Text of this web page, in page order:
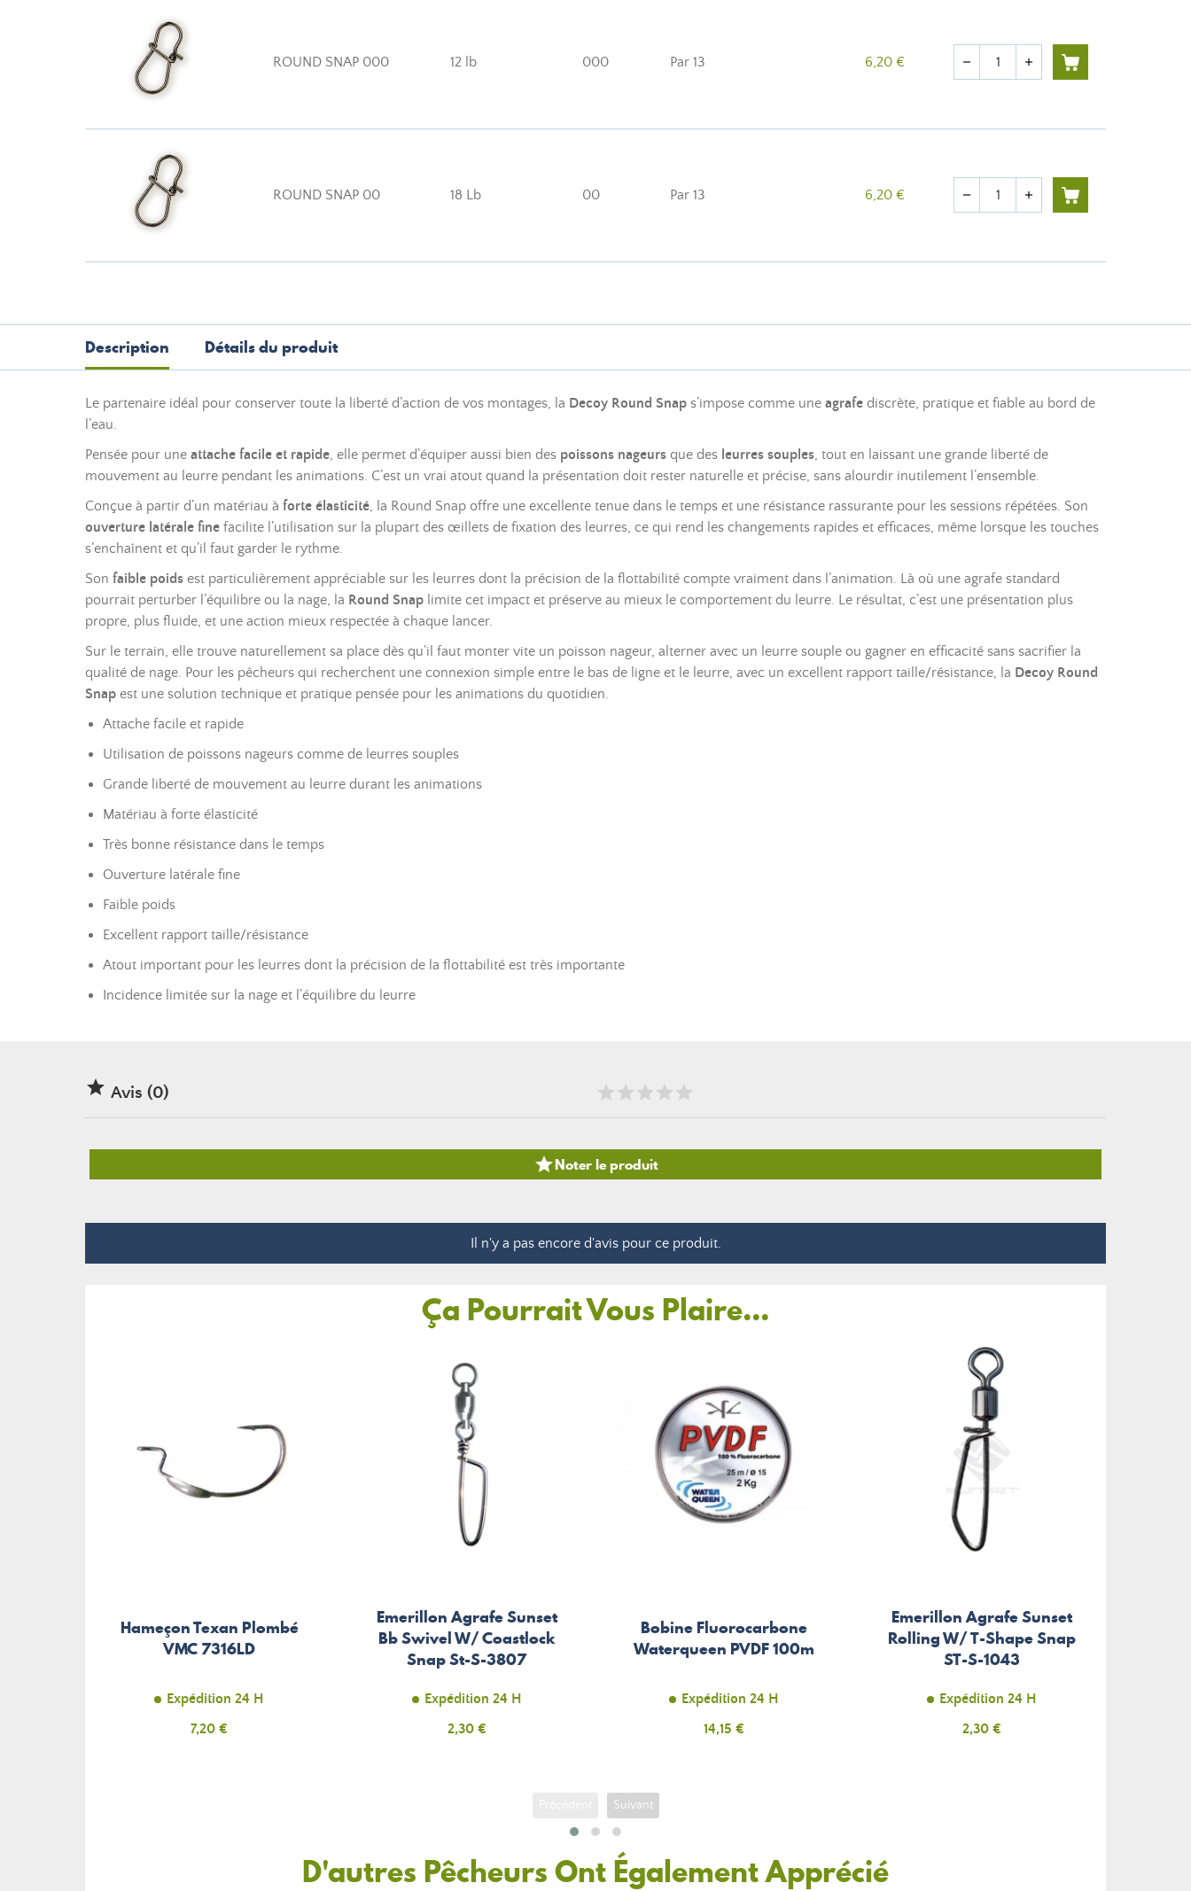
ROUND SNAP 000 12 lb 000 Par 13 6,20 € Quantité
remove add
ROUND SNAP 00 18 Lb 00 Par 13 6,20 € Quantité
remove add
Description Détails du produit
Le partenaire idéal pour conserver toute la liberté d’action de vos montages, la Decoy Round Snap s’impose comme une agrafe discrète, pratique et fiable au bord de
l’eau.
Pensée pour une attache facile et rapide, elle permet d’équiper aussi bien des poissons nageurs que des leurres souples, tout en laissant une grande liberté de
mouvement au leurre pendant les animations. C’est un vrai atout quand la présentation doit rester naturelle et précise, sans alourdir inutilement l’ensemble.
Conçue à partir d’un matériau à forte élasticité, la Round Snap offre une excellente tenue dans le temps et une résistance rassurante pour les sessions répétées. Son
ouverture latérale fine facilite l’utilisation sur la plupart des œillets de fixation des leurres, ce qui rend les changements rapides et efficaces, même lorsque les touches
s’enchaînent et qu’il faut garder le rythme.
Son faible poids est particulièrement appréciable sur les leurres dont la précision de la flottabilité compte vraiment dans l’animation. Là où une agrafe standard
pourrait perturber l’équilibre ou la nage, la Round Snap limite cet impact et préserve au mieux le comportement du leurre. Le résultat, c’est une présentation plus
propre, plus fluide, et une action mieux respectée à chaque lancer.
Sur le terrain, elle trouve naturellement sa place dès qu’il faut monter vite un poisson nageur, alterner avec un leurre souple ou gagner en efficacité sans sacrifier la
qualité de nage. Pour les pêcheurs qui recherchent une connexion simple entre le bas de ligne et le leurre, avec un excellent rapport taille/résistance, la Decoy Round
Snap est une solution technique et pratique pensée pour les animations du quotidien.
Attache facile et rapide
Utilisation de poissons nageurs comme de leurres souples
Grande liberté de mouvement au leurre durant les animations
Matériau à forte élasticité
Très bonne résistance dans le temps
Ouverture latérale fine
Faible poids
Excellent rapport taille/résistance
Atout important pour les leurres dont la précision de la flottabilité est très importante
Incidence limitée sur la nage et l’équilibre du leurre
 Avis (0)
Noter le produit
Il n'y a pas encore d'avis pour ce produit.
Ça Pourrait Vous Plaire...
Hameçon Texan Plombé
VMC 7316LD
Expédition 24 H
Prix
7,20 €
Emerillon Agrafe Sunset
Bb Swivel W/ Coastlock
Snap St-S-3807
Expédition 24 H
Prix
2,30 €
Bobine Fluorocarbone
Waterqueen PVDF 100m
Expédition 24 H
Prix
14,15 €
Emerillon Agrafe Sunset
Rolling W/ T-Shape Snap
ST-S-1043
Expédition 24 H
Prix
2,30 €
Suivant
D'autres Pêcheurs Ont Également Apprécié